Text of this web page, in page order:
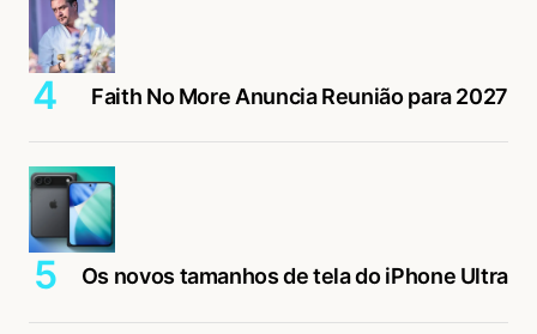
Faith No More Anuncia Reunião para 2027
Os novos tamanhos de tela do iPhone Ultra